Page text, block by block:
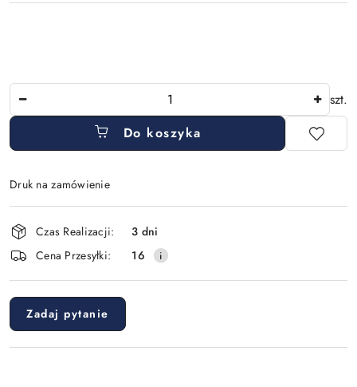
szt.
Do koszyka
Druk na zamówienie
Dostępność
i
dostawa
Czas Realizacji:
3 dni
Cena Przesyłki:
16
Zadaj pytanie